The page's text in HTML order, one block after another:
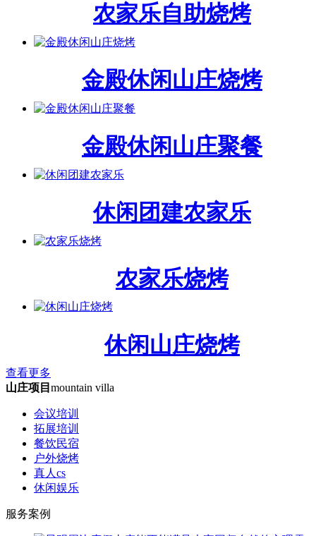
农家乐自助烧烤
金殿休闲山庄烧烤
金殿休闲山庄聚餐
休闲团建农家乐
农家乐烧烤
休闲山庄烧烤
查看更多
山庄项目 mountain villa
会议培训
拓展培训
餐饮民宿
户外烧烤
真人cs
休闲娱乐
服务案例